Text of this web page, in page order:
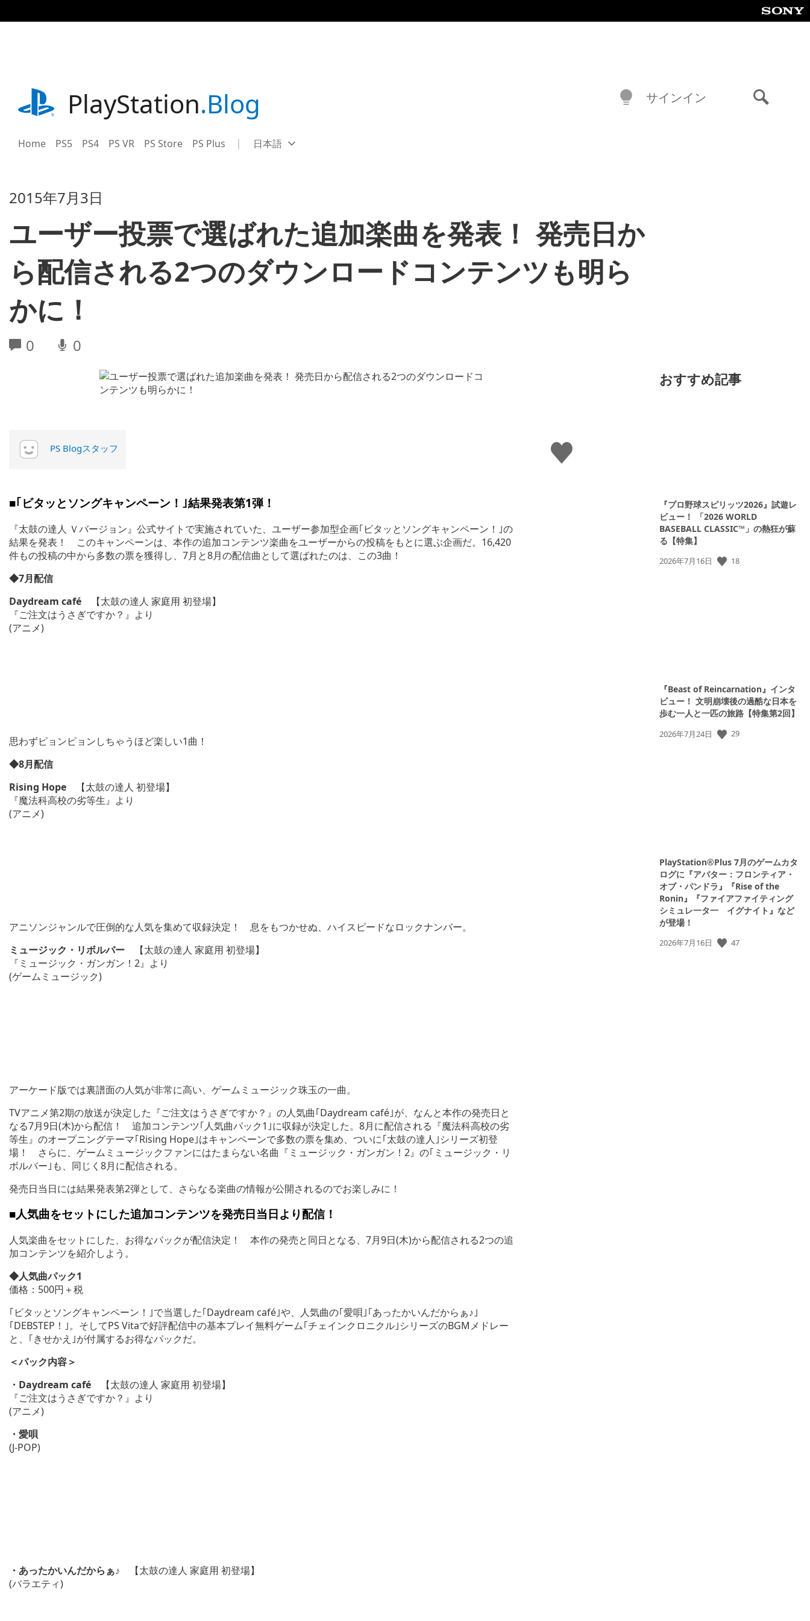
事
playstation.comPlayStation.Blog
Home PS5 PS4 PS VR PS Store PS Plus Select
Current
日本語
サインイン
2015年7月3日
ユーザー投票で選ばれた追加楽曲を発表！ 発売日か
ら配信される2つのダウンロードコンテンツも明ら
かに！
0 0
い
い
PS Blogスタッフ
■｢ビタッとソングキャンペーン！｣結果発表第1弾！
『太鼓の達人 Ｖバージョン』公式サイトで実施されていた、ユーザー参加型企画｢ビタッとソングキャンペーン！｣の
結果を発表！ このキャンペーンは、本作の追加コンテンツ楽曲をユーザーからの投稿をもとに選ぶ企画だ。16,420
件もの投稿の中から多数の票を獲得し、7月と8月の配信曲として選ばれたのは、この3曲！
◆7月配信
Daydream café 【太鼓の達人 家庭用 初登場】
『ご注文はうさぎですか？』より
(アニメ)
思わずピョンピョンしちゃうほど楽しい1曲！
◆8月配信
Rising Hope 【太鼓の達人 初登場】
『魔法科高校の劣等生』より
(アニメ)
アニソンジャンルで圧倒的な人気を集めて収録決定！ 息をもつかせぬ、ハイスピードなロックナンバー。
ミュージック・リボルバー 【太鼓の達人 家庭用 初登場】
『ミュージック・ガンガン！2』より
(ゲームミュージック)
アーケード版では裏譜面の人気が非常に高い、ゲームミュージック珠玉の一曲。
TVアニメ第2期の放送が決定した『ご注文はうさぎですか？』の人気曲｢Daydream café｣が、なんと本作の発売日と
なる7月9日(木)から配信！ 追加コンテンツ｢人気曲パック1｣に収録が決定した。8月に配信される『魔法科高校の劣
等生』のオープニングテーマ｢Rising Hope｣はキャンペーンで多数の票を集め、ついに｢太鼓の達人｣シリーズ初登
場！ さらに、ゲームミュージックファンにはたまらない名曲『ミュージック・ガンガン！2』の｢ミュージック・リ
ボルバー｣も、同じく8月に配信される。
発売日当日には結果発表第2弾として、さらなる楽曲の情報が公開されるのでお楽しみに！
■人気曲をセットにした追加コンテンツを発売日当日より配信！
人気楽曲をセットにした、お得なパックが配信決定！ 本作の発売と同日となる、7月9日(木)から配信される2つの追
加コンテンツを紹介しよう。
◆人気曲パック1
価格：500円＋税
｢ビタッとソングキャンペーン！｣で当選した｢Daydream café｣や、人気曲の｢愛唄｣｢あったかいんだからぁ♪｣
｢DEBSTEP！｣。そしてPS Vitaで好評配信中の基本プレイ無料ゲーム｢チェインクロニクル｣シリーズのBGMメドレー
と、｢きせかえ｣が付属するお得なパックだ。
＜パック内容＞
・Daydream café 【太鼓の達人 家庭用 初登場】
『ご注文はうさぎですか？』より
(アニメ)
・愛唄
(J-POP)
・あったかいんだからぁ♪ 【太鼓の達人 家庭用 初登場】
(バラエティ)
おすすめ記事
『プロ野球スピリッツ2026』試遊レ
ビュー！ 「2026 WORLD
BASEBALL CLASSIC™」の熱狂が蘇
る【特集】
公
2026年7月16日 18
『Beast of Reincarnation』インタ
ビュー！ 文明崩壊後の過酷な日本を
歩む一人と一匹の旅路【特集第2回】
公
2026年7月24日 29
PlayStation®Plus 7月のゲームカタ
ログに『アバター：フロンティア・
オブ・パンドラ』『Rise of the
Ronin』『ファイアファイティング
シミュレ一タ一 イグナイト』など
が登場！
公
2026年7月16日 47